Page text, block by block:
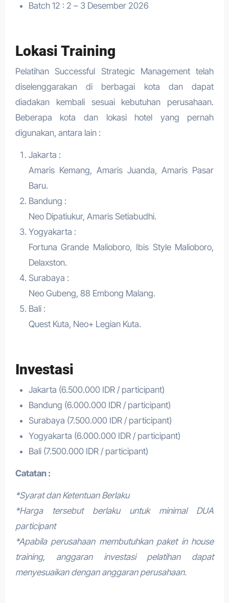
Batch 12 : 2 – 3 Desember 2026
Lokasi Training
Pelatihan Successful Strategic Management telah
diselenggarakan di berbagai kota dan dapat
diadakan kembali sesuai kebutuhan perusahaan.
Beberapa kota dan lokasi hotel yang pernah
digunakan, antara lain :
Jakarta :
Amaris Kemang, Amaris Juanda, Amaris Pasar
Baru.
Bandung :
Neo Dipatiukur, Amaris Setiabudhi.
Yogyakarta :
Fortuna Grande Malioboro, Ibis Style Malioboro,
Delaxston.
Surabaya :
Neo Gubeng, 88 Embong Malang.
Bali :
Quest Kuta, Neo+ Legian Kuta.
Investasi
Jakarta (6.500.000 IDR / participant)
Bandung (6.000.000 IDR / participant)
Surabaya (7.500.000 IDR / participant)
Yogyakarta (6.000.000 IDR / participant)
Bali (7.500.000 IDR / participant)
Catatan :
*Syarat dan Ketentuan Berlaku
*Harga tersebut berlaku untuk minimal DUA
participant
*Apabila perusahaan membutuhkan paket in house
training, anggaran investasi pelatihan dapat
menyesuaikan dengan anggaran perusahaan.